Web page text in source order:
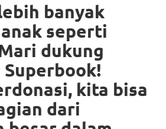
banyak
seperti
dukung
kita bisa
dari